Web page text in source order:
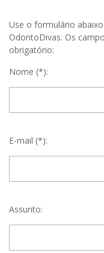
Use o formulário
OdontoDivas. Os
obrigatório:
Nome (*):
E-mail (*):
Assunto: